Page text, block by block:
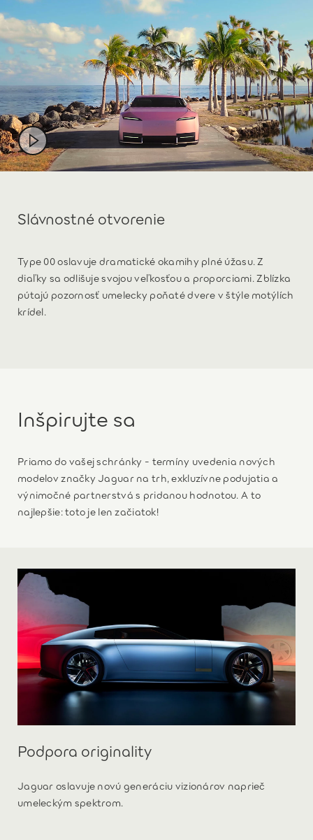
Slávnostné otvorenie
Type 00 oslavuje dramatické okamihy plné úžasu. Z
diaľky sa odlišuje svojou veľkosťou a proporciami. Zblízka
pútajú pozornosť umelecky poňaté dvere v štýle motýlích
krídel.
Inšpirujte sa
Priamo do vašej schránky - termíny uvedenia nových
modelov značky Jaguar na trh, exkluzívne podujatia a
výnimočné partnerstvá s pridanou hodnotou. A to
najlepšie: toto je len začiatok!
Podpora originality
Jaguar oslavuje novú generáciu vizionárov naprieč
umeleckým spektrom.